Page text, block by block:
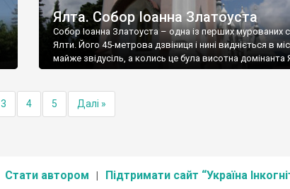
Ялта. Собор Іоанна Златоуста
Собор Іоанна Златоуста – одна із перших мурованих
Ялти. Його 45-метрова дзвіниця і нині видніється в
майже звідусіль, а колись це була висотна домінанта
3 4 5 Далі »
Стати автором Підтримати сайт “Україна